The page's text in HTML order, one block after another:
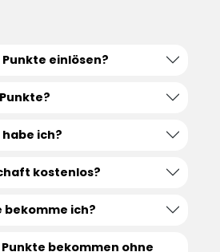
einlösen?
ich?
kostenlos?
bekomme ich?
bekommen ohne